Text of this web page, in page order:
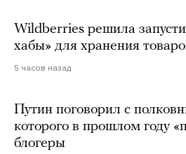
Wildberries решила
хабы» для хранения
5 часов назад
Путин поговорил с
которого в прошлом году
блогеры